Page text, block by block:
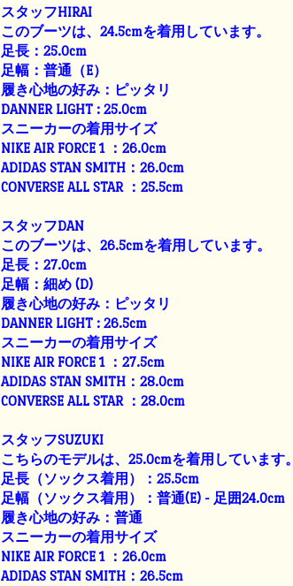
スタッフHIRAI
このブーツは、24.5cmを着用しています。
足長：25.0cm
足幅：普通（E）
履き心地の好み：ピッタリ
DANNER LIGHT : 25.0cm
スニーカーの着用サイズ
NIKE AIR FORCE 1 ：26.0cm
ADIDAS STAN SMITH：26.0cm
CONVERSE ALL STAR ：25.5cm
スタッフDAN
このブーツは、26.5cmを着用しています。
足長：27.0cm
足幅：細め (D)
履き心地の好み：ピッタリ
DANNER LIGHT : 26.5cm
スニーカーの着用サイズ
NIKE AIR FORCE 1 ：27.5cm
ADIDAS STAN SMITH：28.0cm
CONVERSE ALL STAR ：28.0cm
スタッフSUZUKI
こちらのモデルは、25.0cmを着用しています。
足長（ソックス着用）：25.5cm
足幅（ソックス着用）：普通(E) - 足囲24.0cm
履き心地の好み：普通
スニーカーの着用サイズ
NIKE AIR FORCE 1 ：26.0cm
ADIDAS STAN SMITH：26.5cm